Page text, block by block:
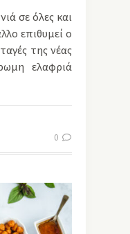
σε όλες και
επιθυμεί ο
της νέας
ελαφριά
0